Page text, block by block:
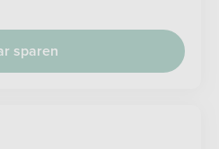
sparen